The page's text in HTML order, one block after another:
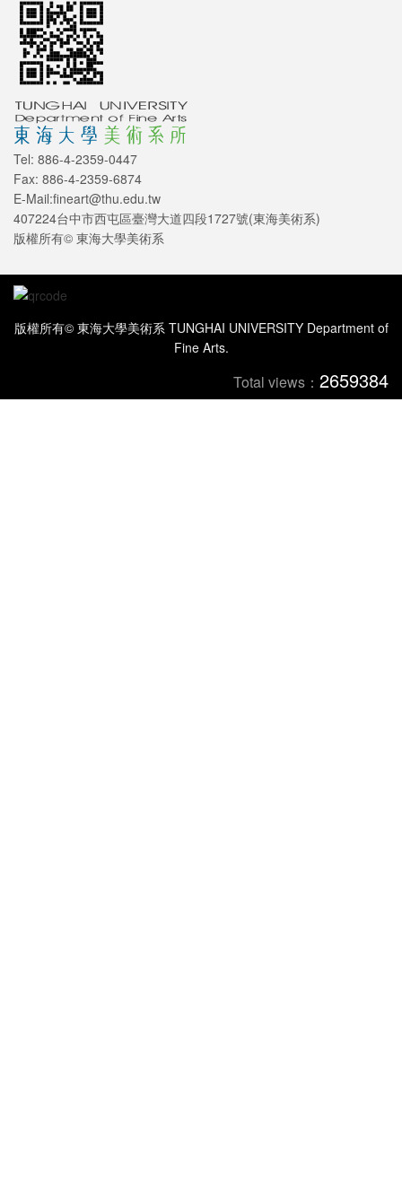
Tel: 886-4-2359-0447
Fax: 886-4-2359-6874
E-Mail:fineart@thu.edu.tw
407224台中市西屯區臺灣大道四段1727號(東海美術系)
版權所有© 東海大學美術系
版權所有© 東海大學美術系 TUNGHAI UNIVERSITY Department of
Fine Arts.
Total views： 2659384